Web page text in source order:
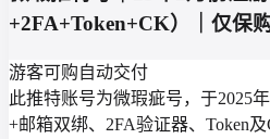
+2FA+Token+CK）｜仅保
游客可购自动交付
此推特账号为微瑕疵号，于2025
+邮箱双绑、2FA验证器、Token